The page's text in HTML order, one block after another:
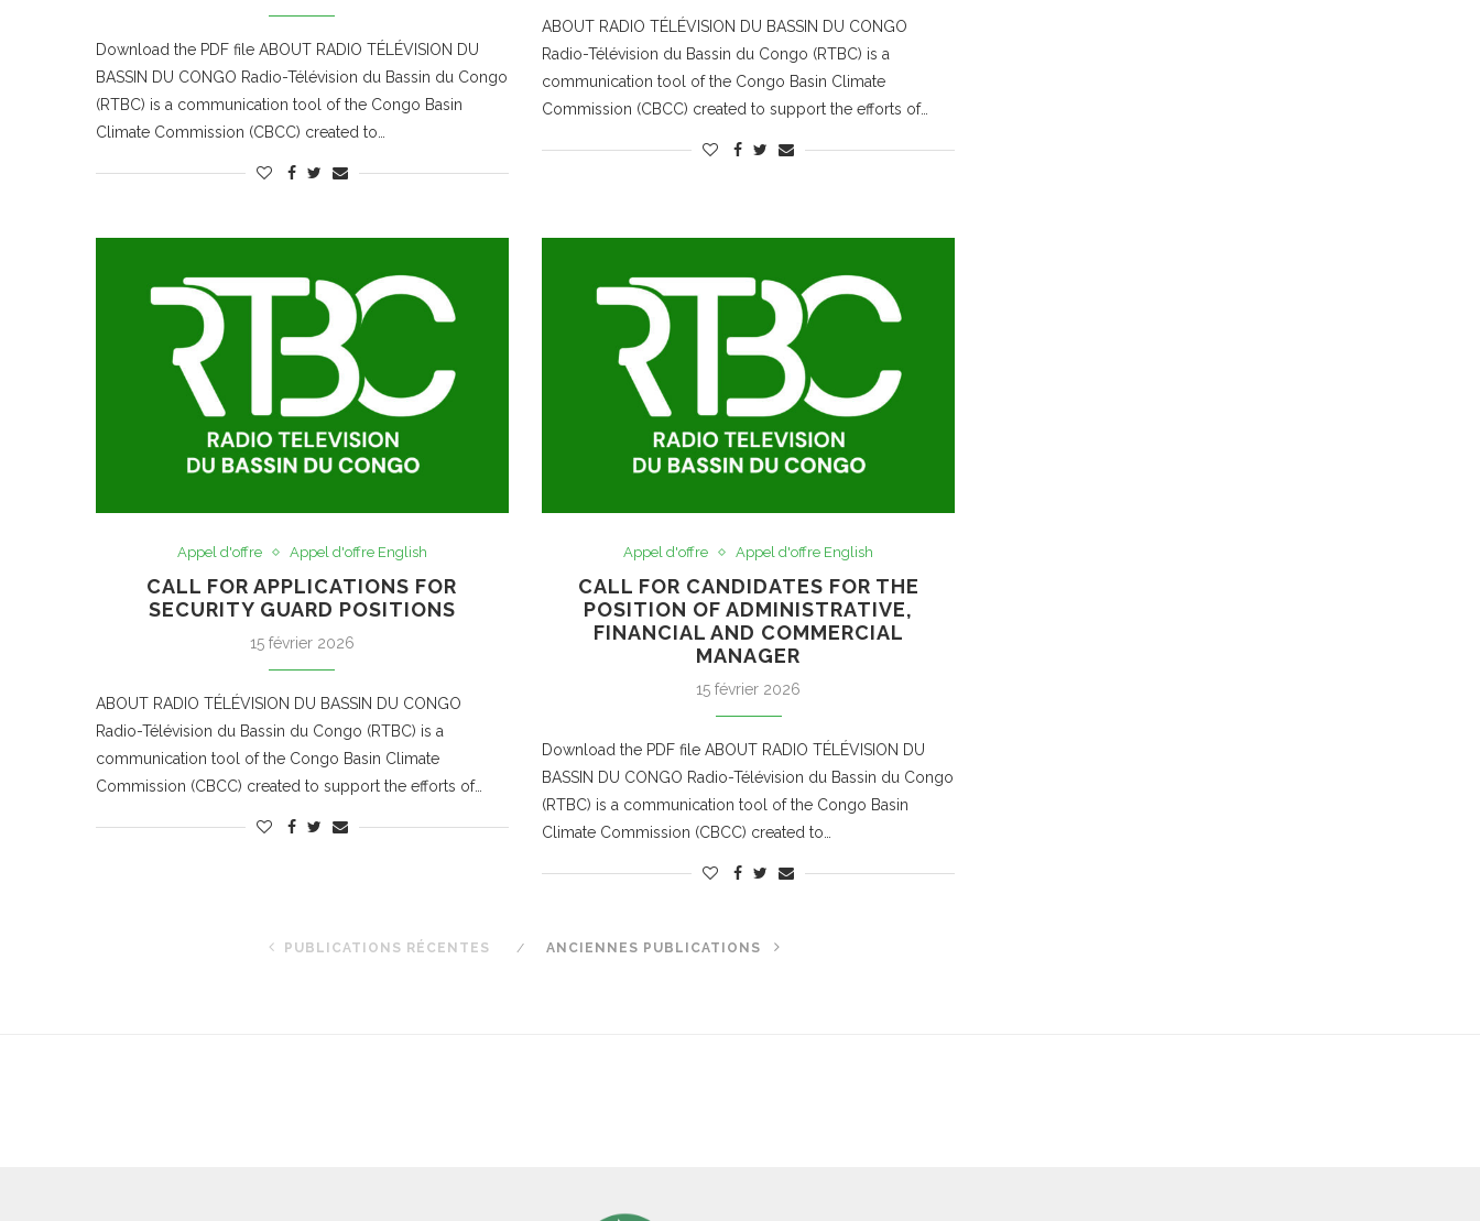
Download the PDF file ABOUT RADIO TÉLÉVISION DU
BASSIN DU CONGO Radio-Télévision du Bassin du Congo
(RTBC) is a communication tool of the Congo Basin
Climate Commission (CBCC) created to…
ABOUT RADIO TÉLÉVISION DU BASSIN DU CONGO
Radio-Télévision du Bassin du Congo (RTBC) is a
communication tool of the Congo Basin Climate
Commission (CBCC) created to support the efforts of…
Appel d'offre Appel d'offre English
CALL FOR APPLICATIONS FOR
SECURITY GUARD POSITIONS
15 février 2026
ABOUT RADIO TÉLÉVISION DU BASSIN DU CONGO
Radio-Télévision du Bassin du Congo (RTBC) is a
communication tool of the Congo Basin Climate
Commission (CBCC) created to support the efforts of…
Appel d'offre Appel d'offre English
CALL FOR CANDIDATES FOR THE
POSITION OF ADMINISTRATIVE,
FINANCIAL AND COMMERCIAL
MANAGER
15 février 2026
Download the PDF file ABOUT RADIO TÉLÉVISION DU
BASSIN DU CONGO Radio-Télévision du Bassin du Congo
(RTBC) is a communication tool of the Congo Basin
Climate Commission (CBCC) created to…
PUBLICATIONS RÉCENTES ANCIENNES PUBLICATIONS